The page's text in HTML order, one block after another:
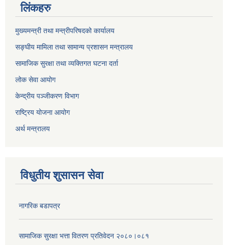
लिंकहरु
मुख्यमन्त्री तथा मन्त्रीपरिषदको कार्यालय
सङ्घीय मामिला तथा सामान्य प्रशासन मन्त्रालय
सामाजिक सुरक्षा तथा व्यक्तिगत घटना दर्ता
लोक सेवा आयोग
केन्द्रीय पञ्जीकरण विभाग
राष्ट्रिय योजना आयोग
अर्थ मन्त्रालय
विधुतीय शुसासन सेवा
नागरिक बडापत्र
सामाजिक सुरक्षा भत्ता वितरण प्रतिवेदन २०८०।०८१